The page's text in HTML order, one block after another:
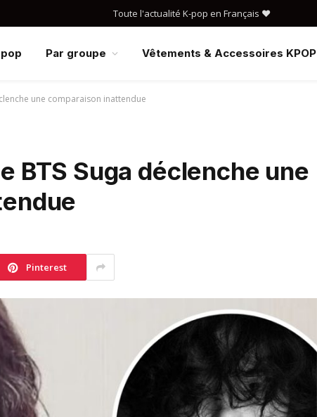
Toute l'actualité K-pop en Français ❤️
Par groupe Vêtements & Accessoires KPOP
une comparaison inattendue
BTS Suga déclenche une
Pinterest